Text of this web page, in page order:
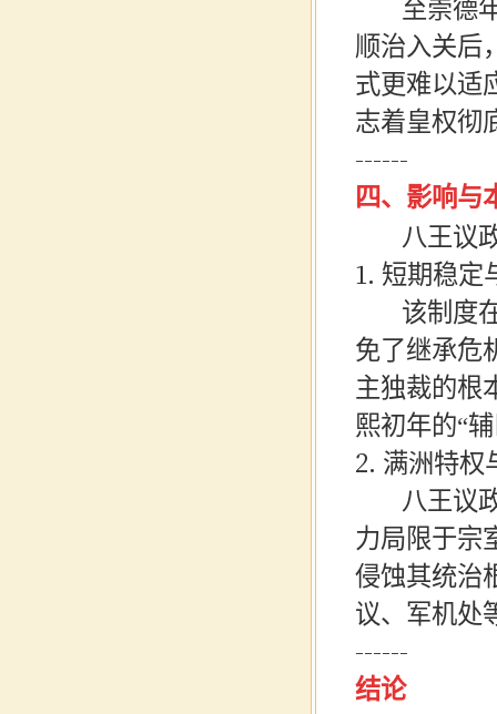
至崇德年
顺治入关后
式更难以适
志着皇权彻
------
四、影响与
八王议政
1. 短期稳定
该制度在
免了继承危
主独裁的根
熙初年的“
2. 满洲特权
八王议
力局限于宗
侵蚀其统治
议、军机处
------
结论